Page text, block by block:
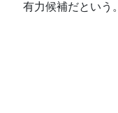
有力候補だという。